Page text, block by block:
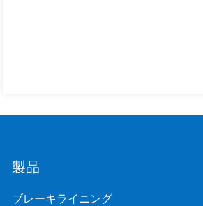
製品
ブレーキライニング